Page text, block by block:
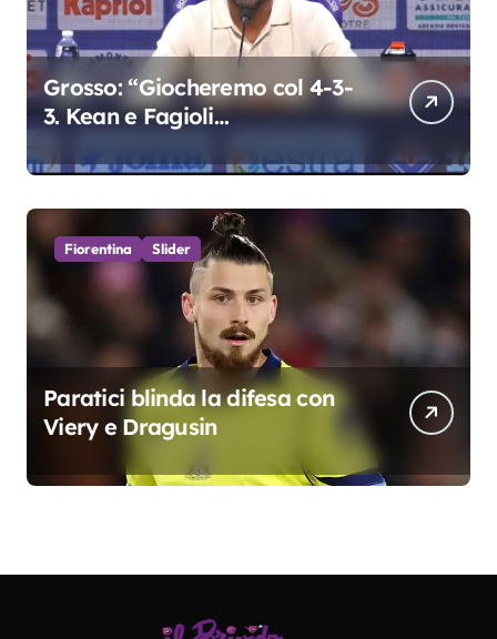
Grosso: “Giocheremo col 4-3-
3. Kean e Fagioli
colpo”
Fiorentina Slider
Paratici blinda la difesa con
Viery e Dragusin